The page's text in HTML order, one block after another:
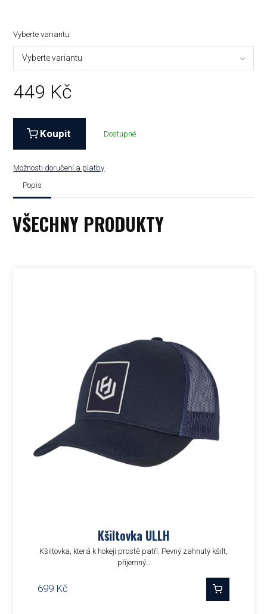
Vyberte variantu:
Vyberte variantu
449 Kč
Koupit Dostupné
Možnosti doručení a platby
Popis
VŠECHNY PRODUKTY
Kšiltovka ULLH
Kšiltovka, která k hokeji prostě patří. Pevný zahnutý kšilt,
příjemný…
699Kč